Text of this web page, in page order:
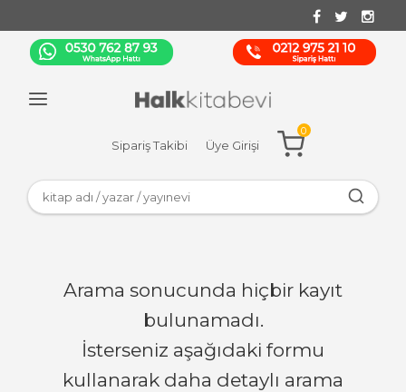
Sipariş Takibi Üye Girişi
0
Arama sonucunda hiçbir kayıt
bulunamadı.
İsterseniz aşağıdaki formu
kullanarak daha detaylı arama